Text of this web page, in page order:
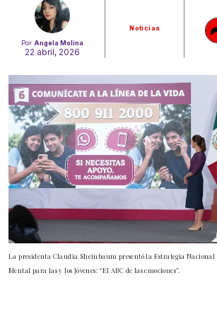
Por Angela Molina
22 abril, 2026
Noticias
La presidenta Claudia Sheinbaum presentó la Estrategia Nacional
Mental para las y los Jóvenes: “El ABC de las emociones”.